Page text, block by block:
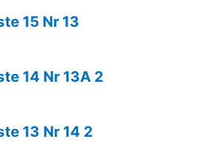
15 Nr 13
14 Nr 13A 2
13 Nr 14 2